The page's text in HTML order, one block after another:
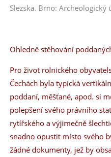
Slezska. Brno: Archeologický
Ohledně stěhování
Pro život rolnického
Čechách byla typická
poddaní, měšťané, apod. si
polepšení svého právního
rytířského a výjimečně
snadno opustit místo svého
žádné dokumenty, jež by